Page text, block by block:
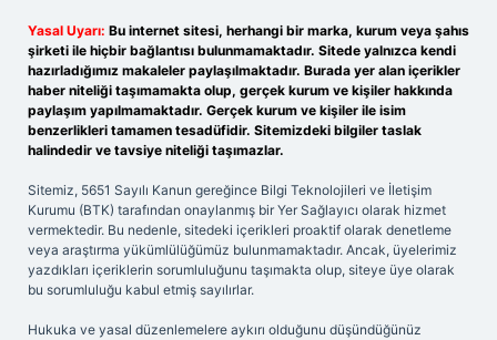
Yasal Uyarı: Bu internet sitesi, herhangi bir marka, kurum veya şahıs
şirketi ile hiçbir bağlantısı bulunmamaktadır. Sitede yalnızca kendi
hazırladığımız makaleler paylaşılmaktadır. Burada yer alan içerikler
haber niteliği taşımamakta olup, gerçek kurum ve kişiler hakkında
paylaşım yapılmamaktadır. Gerçek kurum ve kişiler ile isim
benzerlikleri tamamen tesadüfidir. Sitemizdeki bilgiler taslak
halindedir ve tavsiye niteliği taşımazlar.
Sitemiz, 5651 Sayılı Kanun gereğince Bilgi Teknolojileri ve İletişim
Kurumu (BTK) tarafından onaylanmış bir Yer Sağlayıcı olarak hizmet
vermektedir. Bu nedenle, sitedeki içerikleri proaktif olarak denetleme
veya araştırma yükümlülüğümüz bulunmamaktadır. Ancak, üyelerimiz
yazdıkları içeriklerin sorumluluğunu taşımakta olup, siteye üye olarak
bu sorumluluğu kabul etmiş sayılırlar.
Hukuka ve yasal düzenlemelere aykırı olduğunu düşündüğünüz